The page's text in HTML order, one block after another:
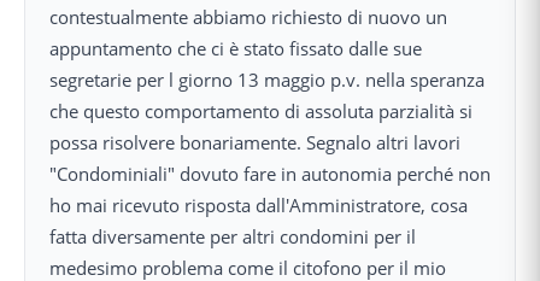
contestualmente abbiamo richiesto di nuovo un
appuntamento che ci è stato fissato dalle sue
segretarie per l giorno 13 maggio p.v. nella speranza
che questo comportamento di assoluta parzialità si
possa risolvere bonariamente. Segnalo altri lavori
"Condominiali" dovuto fare in autonomia perché non
ho mai ricevuto risposta dall'Amministratore, cosa
fatta diversamente per altri condomini per il
medesimo problema come il citofono per il mio